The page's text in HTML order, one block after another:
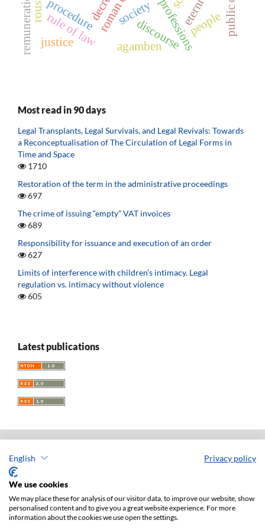
English Privacy policy
We use cookies
We may place these for analysis of our visitor data, to improve our website, show
personalised content and to give you a great website experience. For more
information about the cookies we use open the settings.
discourse
procedure
rule of law agamben
people
remuneration justice
society
Most read in 90 days
Legal Transplants, Legal Survivals, and Legal Revivals: Towards
a Reconceptualisation of The Circulation of Legal Forms in
Time and Space
1710
Restoration of the term in the administrative proceedings
697
The crime of issuing “empty” VAT invoices
689
Responsibility for issuance and execution of an order
627
Limits of interference with children’s intimacy. Legal
regulation vs. intimacy without violence
605
Latest publications
Acta Universitatis Lodziensis. Folia Iuridica
ISSN: 0208-6069
Publisher: Lodz University Press (website)